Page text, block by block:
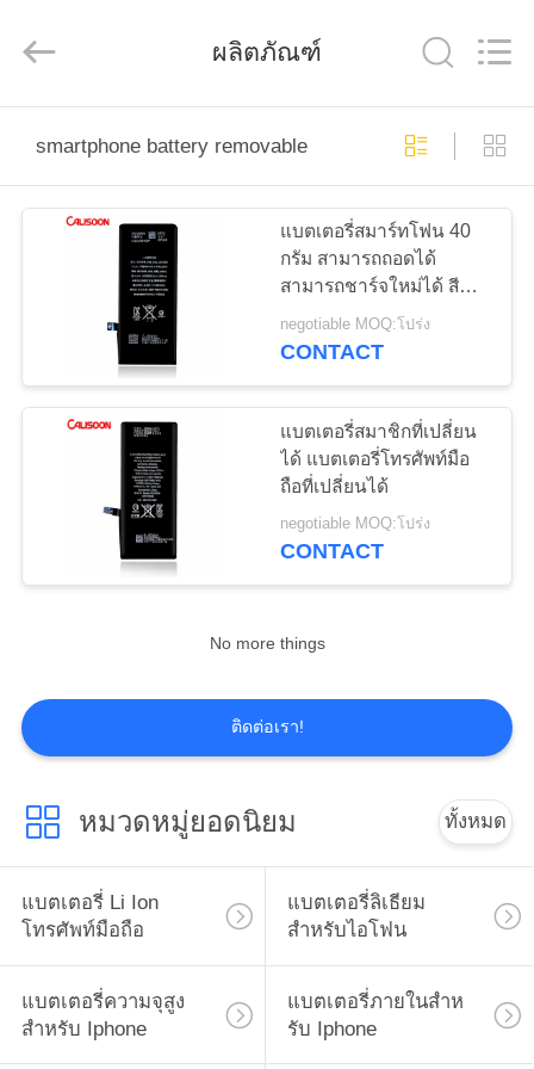
บ้าน
ผลิตภัณฑ์
เกี่ยว
ควบคุม
คุณภาพ
ขอ
แผนผัง
Yoodertumn
Electronics
All
ผลิตภัณฑ์
smartphone battery removable
แบตเตอรี่สมาร์ทโฟน 40
กรัม สามารถถอดได้
สามารถชาร์จใหม่ได้ สีดํา
OEM
negotiable MOQ:โปร่ง
CONTACT
แบตเตอรี่สมาชิกที่เปลี่ยน
ได้ แบตเตอรี่โทรศัพท์มือ
ถือที่เปลี่ยนได้
negotiable MOQ:โปร่ง
CONTACT
No more things
ติดต่อเรา!
หมวดหมู่ยอดนิยม ทั้งหมด
แบตเตอรี่ Li Ion
โทรศัพท์มือถือ
แบตเตอรี่ลิเธียม
สำหรับไอโฟน
แบตเตอรี่ความจุสูง
สำหรับ Iphone
แบตเตอรี่ภายในสําห
รับ Iphone